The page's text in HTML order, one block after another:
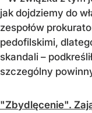
jak dojdziemy do
zespołów
pedofilskimi,
skandali –
szczególny
"Zbydlęcenie".